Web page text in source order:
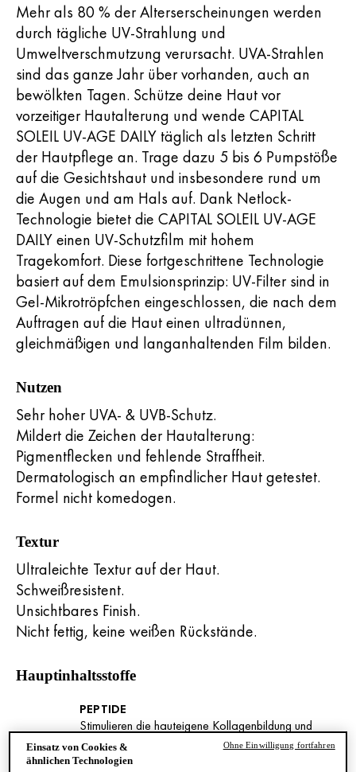
Mehr als 80 % der Alterserscheinungen werden
durch tägliche UV-Strahlung und
Umweltverschmutzung verursacht. UVA-Strahlen
sind das ganze Jahr über vorhanden, auch an
bewölkten Tagen. Schütze deine Haut vor
vorzeitiger Hautalterung und wende CAPITAL
SOLEIL UV-AGE DAILY täglich als letzten Schritt
der Hautpflege an. Trage dazu 5 bis 6 Pumpstöße
auf die Gesichtshaut und insbesondere rund um
die Augen und am Hals auf. Dank Netlock-
Technologie bietet die CAPITAL SOLEIL UV-AGE
DAILY einen UV-Schutzfilm mit hohem
Tragekomfort. Diese fortgeschrittene Technologie
basiert auf dem Emulsionsprinzip: UV-Filter sind in
Gel-Mikrotröpfchen eingeschlossen, die nach dem
Auftragen auf die Haut einen ultradünnen,
gleichmäßigen und langanhaltenden Film bilden.
Nutzen
Sehr hoher UVA- & UVB-Schutz.
Mildert die Zeichen der Hautalterung:
Pigmentflecken und fehlende Straffheit.
Dermatologisch an empfindlicher Haut getestet.
Formel nicht komedogen.
Textur
Ultraleichte Textur auf der Haut.
Schweißresistent.
Unsichtbares Finish.
Nicht fettig, keine weißen Rückstände.
Hauptinhaltsstoffe
PEPTIDE
Stimulieren die hauteigene Kollagenbildung und
sorgen für straffere, festere Haut.
Einsatz von Cookies &
ähnlichen Technologien
Ohne Einwilligung fortfahren